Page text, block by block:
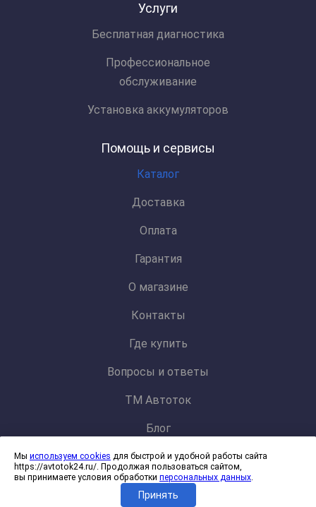
Услуги
Бесплатная диагностика
Профессиональное
обслуживание
Установка аккумуляторов
Помощь и сервисы
Каталог
Доставка
Оплата
Гарантия
О магазине
Контакты
Где купить
Вопросы и ответы
ТМ Автоток
Блог
Политика конфиденциальности и обработки персональных данных
Согласие на обработку файлов cookies
Мы используем cookies для быстрой и удобной работы сайта
https://avtotok24.ru/. Продолжая пользоваться сайтом,
вы принимаете условия обработки персональных данных.
Принять